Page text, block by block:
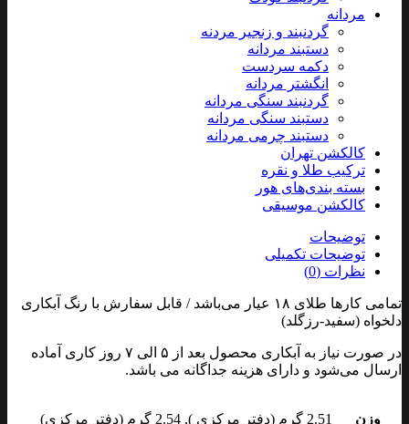
مردانه
گردنبند و زنجیر مردنه
دستبند مردانه
دکمه سردست
انگشتر مردانه
گردنبند سنگی مردانه
دستبند سنگی مردانه
دستبند چرمی مردانه
کالکشن تهران
ترکیب طلا و نقره
بسته بندی‌های هور
کالکشن موسیقی
توضیحات
توضیحات تکمیلی
نظرات (0)
تمامی کارها طلای ۱۸ عیار می‌باشد / قابل سفارش با رنگ آبکاری
دلخواه (سفید-رزگلد)
در صورت نیاز به آبکاری محصول بعد از ۵ الی ۷ روز کاری آماده
ارسال می‌شود و دارای هزینه جداگانه می باشد.
وزن 2.51 گرم (دفتر مرکزی ), 2.54 گرم (دفتر مرکزی)